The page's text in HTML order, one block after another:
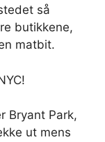
så
butikkene,
matbit.
Bryant Park,
ut mens